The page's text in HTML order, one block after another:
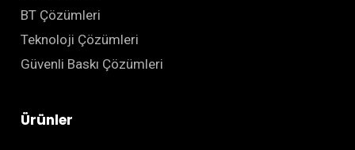
BT Çözümleri
Teknoloji Çözümleri
Güvenli Baskı Çözümleri
Ürünler